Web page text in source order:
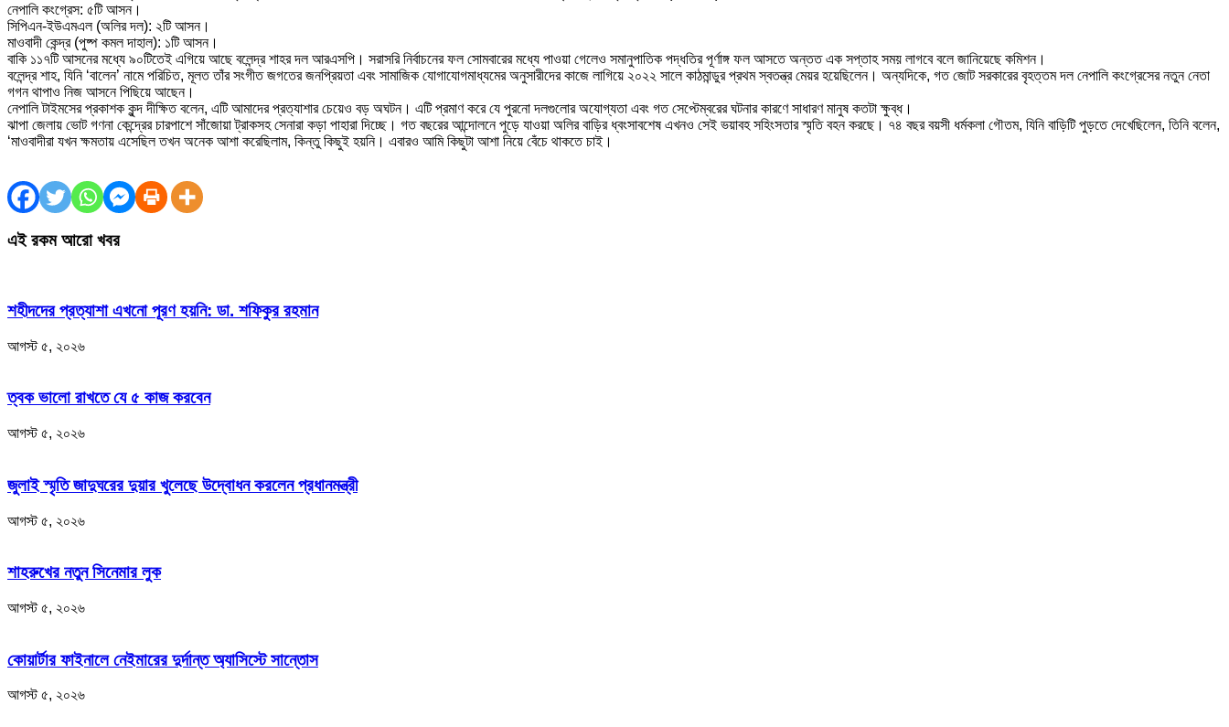
নেপালি কংগ্রেস: ৫টি আসন।
সিপিএন-ইউএমএল (অলির দল): ২টি আসন।
মাওবাদী কেন্দ্র (পুষ্প কমল দাহাল): ১টি আসন।
বাকি ১১৭টি আসনের মধ্যে ৯০টিতেই এগিয়ে আছে বলেন্দ্র শাহর দল আরএসপি। সরাসরি নির্বাচনের ফল সোমবারের মধ্যে পাওয়া গেলেও সমানুপাতিক পদ্ধতির পূর্ণাঙ্গ ফল আসতে অন্তত এক সপ্তাহ সময় লাগবে বলে জানিয়েছে কমিশন।
বলেন্দ্র শাহ, যিনি ‘বালেন’ নামে পরিচিত, মূলত তাঁর সংগীত জগতের জনপ্রিয়তা এবং সামাজিক যোগাযোগমাধ্যমের অনুসারীদের কাজে লাগিয়ে ২০২২ সালে কাঠমান্ডুর প্রথম স্বতন্ত্র মেয়র হয়েছিলেন। অন্যদিকে, গত জোট সরকারের বৃহত্তম দল নেপালি কংগ্রেসের নতুন নেতা
গগন থাপাও নিজ আসনে পিছিয়ে আছেন।
নেপালি টাইমসের প্রকাশক কুন্দ দীক্ষিত বলেন, এটি আমাদের প্রত্যাশার চেয়েও বড় অঘটন। এটি প্রমাণ করে যে পুরনো দলগুলোর অযোগ্যতা এবং গত সেপ্টেম্বরের ঘটনার কারণে সাধারণ মানুষ কতটা ক্ষুব্ধ।
ঝাপা জেলায় ভোট গণনা কেন্দ্রের চারপাশে সাঁজোয়া ট্রাকসহ সেনারা কড়া পাহারা দিচ্ছে। গত বছরের আন্দোলনে পুড়ে যাওয়া অলির বাড়ির ধ্বংসাবশেষ এখনও সেই ভয়াবহ সহিংসতার স্মৃতি বহন করছে। ৭৪ বছর বয়সী ধর্মকলা গৌতম, যিনি বাড়িটি পুড়তে দেখেছিলেন, তিনি বলেন,
‘মাওবাদীরা যখন ক্ষমতায় এসেছিল তখন অনেক আশা করেছিলাম, কিন্তু কিছুই হয়নি। এবারও আমি কিছুটা আশা নিয়ে বেঁচে থাকতে চাই।
এই রকম আরো খবর
শহীদদের প্রত্যাশা এখনো পূরণ হয়নি: ডা. শফিকুর রহমান
আগস্ট ৫, ২০২৬
ত্বক ভালো রাখতে যে ৫ কাজ করবেন
আগস্ট ৫, ২০২৬
জুলাই স্মৃতি জাদুঘরের দুয়ার খুলেছে উদ্বোধন করলেন প্রধানমন্ত্রী
আগস্ট ৫, ২০২৬
শাহরুখের নতুন সিনেমার লুক
আগস্ট ৫, ২০২৬
কোয়ার্টার ফাইনালে নেইমারের দুর্দান্ত অ্যাসিস্টে সান্তোস
আগস্ট ৫, ২০২৬